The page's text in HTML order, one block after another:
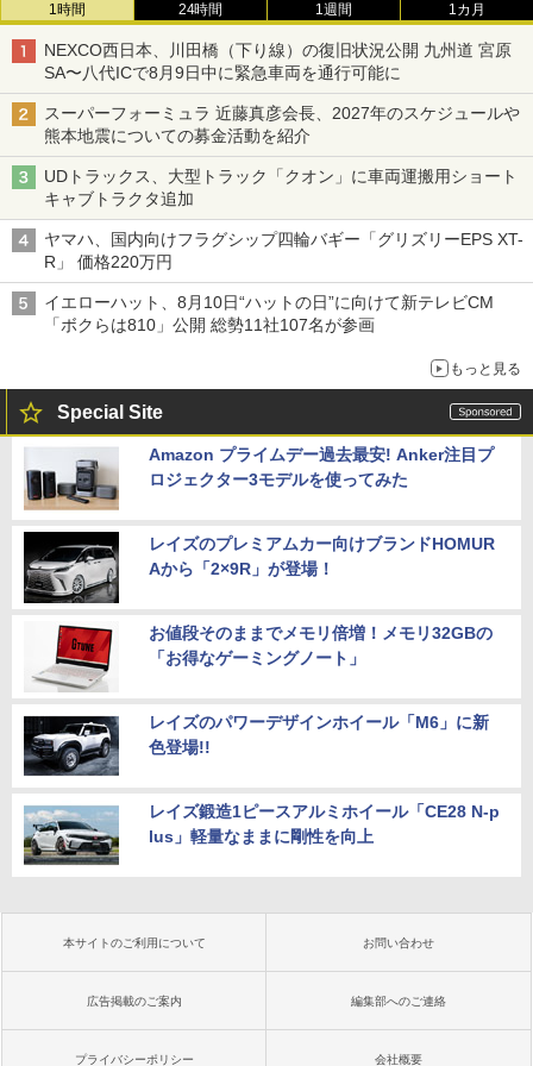
1時間 24時間 1週間 1カ月
NEXCO西日本、川田橋（下り線）の復旧状況公開 九州道 宮原
SA〜八代ICで8月9日中に緊急車両を通行可能に
スーパーフォーミュラ 近藤真彦会長、2027年のスケジュールや
熊本地震についての募金活動を紹介
UDトラックス、大型トラック「クオン」に車両運搬用ショート
キャブトラクタ追加
ヤマハ、国内向けフラグシップ四輪バギー「グリズリーEPS XT-
R」 価格220万円
イエローハット、8月10日“ハットの日”に向けて新テレビCM
「ボクらは810」公開 総勢11社107名が参画
もっと見る
Special Site
Amazon プライムデー過去最安! Anker注目プ
ロジェクター3モデルを使ってみた
レイズのプレミアムカー向けブランドHOMUR
Aから「2×9R」が登場！
お値段そのままでメモリ倍増！メモリ32GBの
「お得なゲーミングノート」
レイズのパワーデザインホイール「M6」に新
色登場!!
レイズ鍛造1ピースアルミホイール「CE28 N-p
lus」軽量なままに剛性を向上
本サイトのご利用について お問い合わせ
広告掲載のご案内 編集部へのご連絡
プライバシーポリシー 会社概要